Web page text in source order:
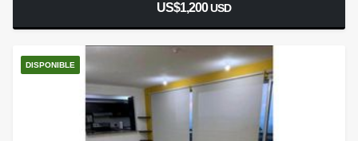
US$1,200USD
DISPONIBLE